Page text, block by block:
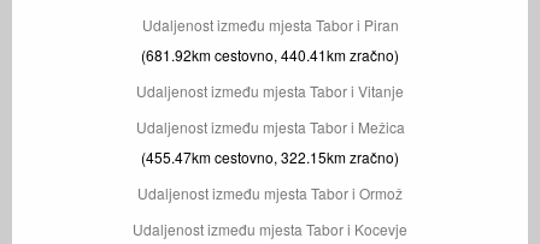
Udaljenost između mjesta Tabor i Piran
(681.92km cestovno, 440.41km zračno)
Udaljenost između mjesta Tabor i Vitanje
Udaljenost između mjesta Tabor i Mežica
(455.47km cestovno, 322.15km zračno)
Udaljenost između mjesta Tabor i Ormož
Udaljenost između mjesta Tabor i Kocevje